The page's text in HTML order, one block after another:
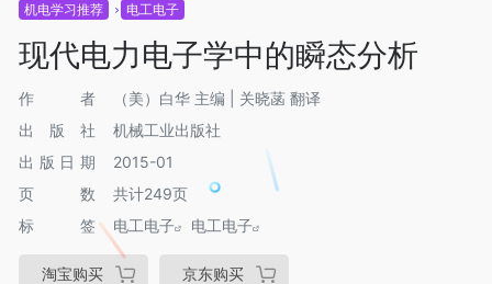
机电学习推荐 电工电子
现代电力电子学中的瞬态分析
作者
（美）白华 主编 | 关晓菡 翻译
出版社
机械工业出版社
出版日期
2015-01
页数
共计249页
标签
电工电子 电工电子
淘宝购买 京东购买